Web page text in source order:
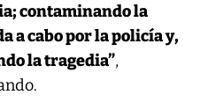
contaminando la
a cabo por la policía y,
la tragedia”,